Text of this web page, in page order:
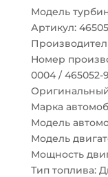
Модель
Артикул:
Номер
0004 / 465052-
Марка
Модель
Модель
Мощность
Тип топлива: